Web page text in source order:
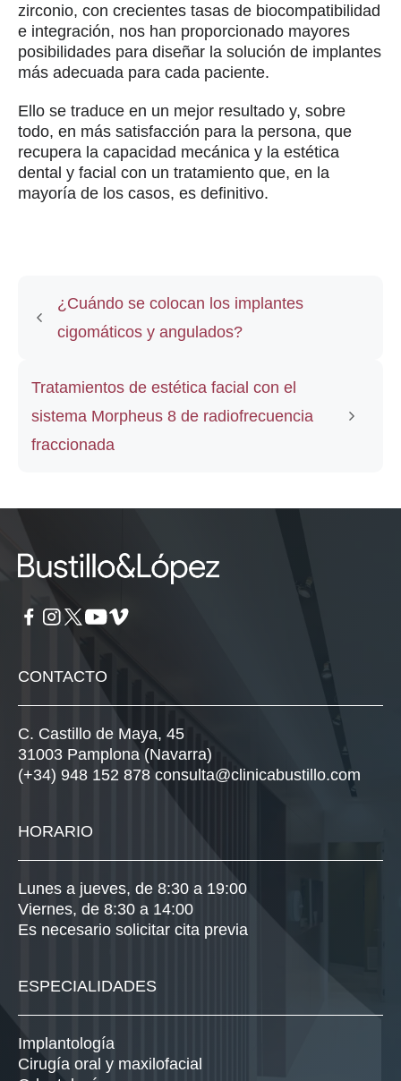
zirconio, con crecientes tasas de biocompatibilidad
e integración, nos han proporcionado mayores
posibilidades para diseñar la solución de implantes
más adecuada para cada paciente.
Ello se traduce en un mejor resultado y, sobre
todo, en más satisfacción para la persona, que
recupera la capacidad mecánica y la estética
dental y facial con un tratamiento que, en la
mayoría de los casos, es definitivo.
¿Cuándo se colocan los implantes
cigomáticos y angulados?
Tratamientos de estética facial con el
sistema Morpheus 8 de radiofrecuencia
fraccionada
CONTACTO
C. Castillo de Maya, 45
31003 Pamplona (Navarra)
(+34) 948 152 878 consulta@clinicabustillo.com
HORARIO
Lunes a jueves, de 8:30 a 19:00
Viernes, de 8:30 a 14:00
Es necesario solicitar cita previa
ESPECIALIDADES
Implantología
Cirugía oral y maxilofacial